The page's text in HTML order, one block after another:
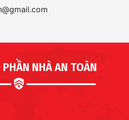
NHÀ AN TOÀN